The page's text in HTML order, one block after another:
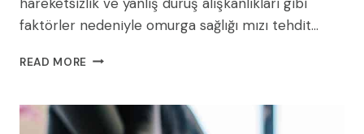
faktörler nedeniyle omurga sağlığı mızı tehdit…
READ MORE OMURGA
DISK
BOZUKLUKLARI